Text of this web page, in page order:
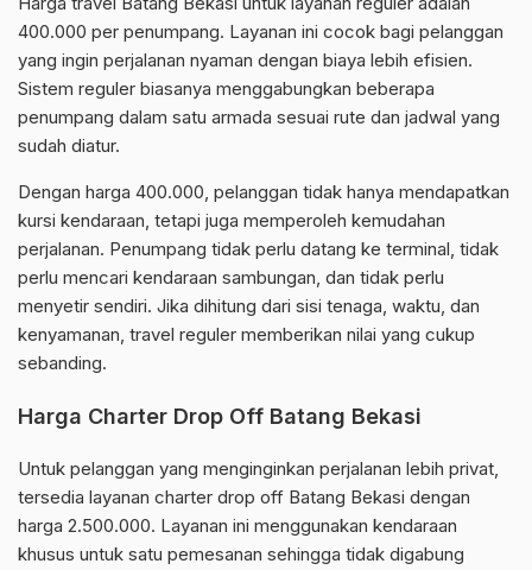
400.000 per penumpang. Layanan ini cocok bagi pelanggan
yang ingin perjalanan nyaman dengan biaya lebih efisien.
Sistem reguler biasanya menggabungkan beberapa
penumpang dalam satu armada sesuai rute dan jadwal yang
sudah diatur.
Dengan harga 400.000, pelanggan tidak hanya mendapatkan
kursi kendaraan, tetapi juga memperoleh kemudahan
perjalanan. Penumpang tidak perlu datang ke terminal, tidak
perlu mencari kendaraan sambungan, dan tidak perlu
menyetir sendiri. Jika dihitung dari sisi tenaga, waktu, dan
kenyamanan, travel reguler memberikan nilai yang cukup
sebanding.
Harga Charter Drop Off Batang Bekasi
Untuk pelanggan yang menginginkan perjalanan lebih privat,
tersedia layanan charter drop off Batang Bekasi dengan
harga 2.500.000. Layanan ini menggunakan kendaraan
khusus untuk satu pemesanan sehingga tidak digabung